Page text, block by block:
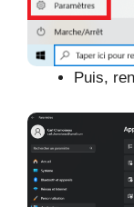
Puis,